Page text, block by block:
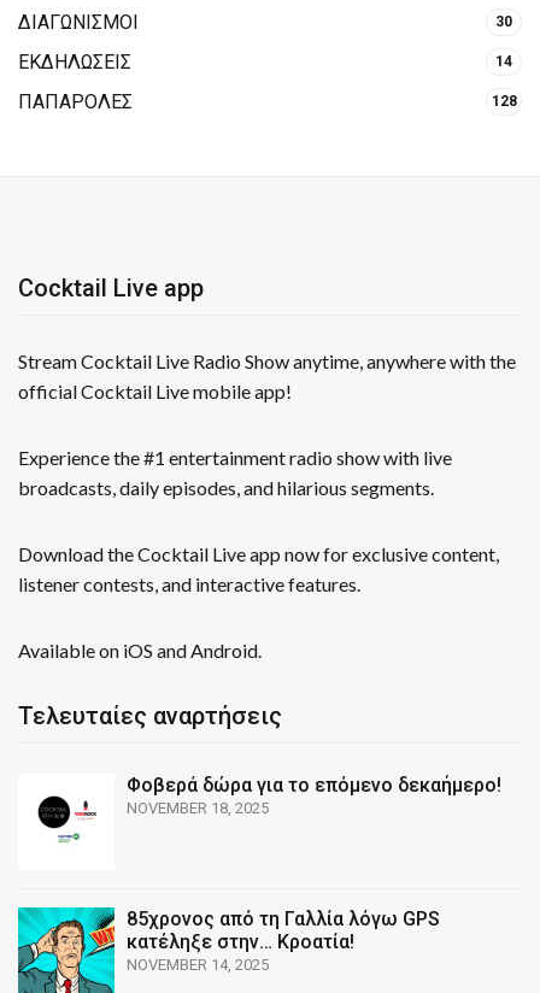
ΔΙΑΓΩΝΙΣΜΟΙ 30
ΕΚΔΗΛΩΣΕΙΣ 14
ΠΑΠΑΡΟΛΕΣ 128
Cocktail Live app
Stream Cocktail Live Radio Show anytime, anywhere with the
official Cocktail Live mobile app!
Experience the #1 entertainment radio show with live
broadcasts, daily episodes, and hilarious segments.
Download the Cocktail Live app now for exclusive content,
listener contests, and interactive features.
Available on iOS and Android.
Τελευταίες αναρτήσεις
Φοβερά δώρα για το επόμενο δεκαήμερο!
NOVEMBER 18, 2025
85χρονος από τη Γαλλία λόγω GPS
κατέληξε στην… Κροατία!
NOVEMBER 14, 2025